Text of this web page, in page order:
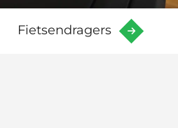
Fietsendragers